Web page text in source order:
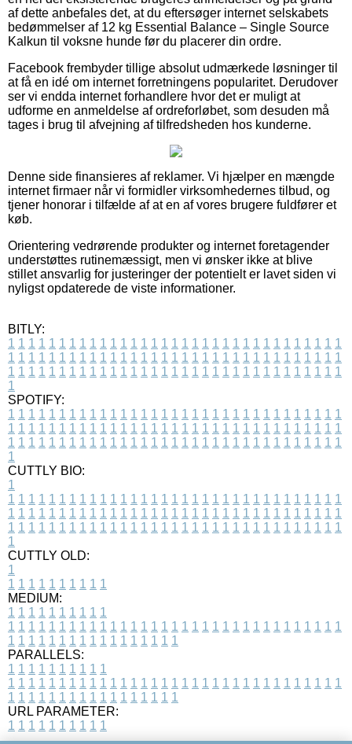
af dette anbefales det, at du eftersøger internet selskabets
bedømmelser af 12 kg Essential Balance – Single Source
Kalkun til voksne hunde før du placerer din ordre.
Facebook frembyder tillige absolut udmærkede løsninger til
at få en idé om internet forretningens popularitet. Derudover
ser vi endda internet forhandlere hvor det er muligt at
udforme en anmeldelse af ordreforløbet, som desuden må
tages i brug til afvejning af tilfredsheden hos kunderne.
Denne side finansieres af reklamer. Vi hjælper en mængde
internet firmaer når vi formidler virksomhedernes tilbud, og
tjener honorar i tilfælde af at en af vores brugere fuldfører et
køb.
Orientering vedrørende produkter og internet foretagender
understøttes rutinemæssigt, men vi ønsker ikke at blive
stillet ansvarlig for justeringer der potentielt er lavet siden vi
nyligst opdaterede de viste informationer.
BITLY:
1 1 1 1 1 1 1 1 1 1 1 1 1 1 1 1 1 1 1 1 1 1 1 1 1 1 1 1 1 1 1 1 1
1 1 1 1 1 1 1 1 1 1 1 1 1 1 1 1 1 1 1 1 1 1 1 1 1 1 1 1 1 1 1 1 1
1 1 1 1 1 1 1 1 1 1 1 1 1 1 1 1 1 1 1 1 1 1 1 1 1 1 1 1 1 1 1 1 1
1
SPOTIFY:
1 1 1 1 1 1 1 1 1 1 1 1 1 1 1 1 1 1 1 1 1 1 1 1 1 1 1 1 1 1 1 1 1
1 1 1 1 1 1 1 1 1 1 1 1 1 1 1 1 1 1 1 1 1 1 1 1 1 1 1 1 1 1 1 1 1
1 1 1 1 1 1 1 1 1 1 1 1 1 1 1 1 1 1 1 1 1 1 1 1 1 1 1 1 1 1 1 1 1
1
CUTTLY BIO:
1
1 1 1 1 1 1 1 1 1 1 1 1 1 1 1 1 1 1 1 1 1 1 1 1 1 1 1 1 1 1 1 1 1
1 1 1 1 1 1 1 1 1 1 1 1 1 1 1 1 1 1 1 1 1 1 1 1 1 1 1 1 1 1 1 1 1
1 1 1 1 1 1 1 1 1 1 1 1 1 1 1 1 1 1 1 1 1 1 1 1 1 1 1 1 1 1 1 1 1
1
CUTTLY OLD:
1
1 1 1 1 1 1 1 1 1 1
MEDIUM:
1 1 1 1 1 1 1 1 1 1
1 1 1 1 1 1 1 1 1 1 1 1 1 1 1 1 1 1 1 1 1 1 1 1 1 1 1 1 1 1 1 1 1
1 1 1 1 1 1 1 1 1 1 1 1 1 1 1 1 1
PARALLELS:
1 1 1 1 1 1 1 1 1 1
1 1 1 1 1 1 1 1 1 1 1 1 1 1 1 1 1 1 1 1 1 1 1 1 1 1 1 1 1 1 1 1 1
1 1 1 1 1 1 1 1 1 1 1 1 1 1 1 1 1
URL PARAMETER:
1 1 1 1 1 1 1 1 1 1